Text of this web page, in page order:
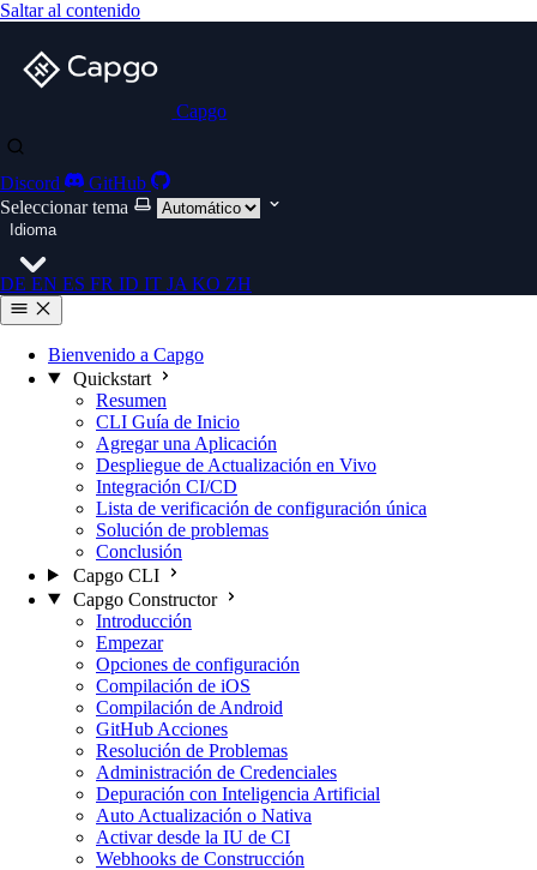
Saltar al contenido
Capgo
Discord
GitHub
Seleccionar tema
Idioma
DE EN ES FR ID IT JA KO ZH
Bienvenido a Capgo
Quickstart
Resumen
CLI Guía de Inicio
Agregar una Aplicación
Despliegue de Actualización en Vivo
Integración CI/CD
Lista de verificación de configuración única
Solución de problemas
Conclusión
Capgo CLI
Capgo Constructor
Introducción
Empezar
Opciones de configuración
Compilación de iOS
Compilación de Android
GitHub Acciones
Resolución de Problemas
Administración de Credenciales
Depuración con Inteligencia Artificial
Auto Actualización o Nativa
Activar desde la IU de CI
Webhooks de Construcción